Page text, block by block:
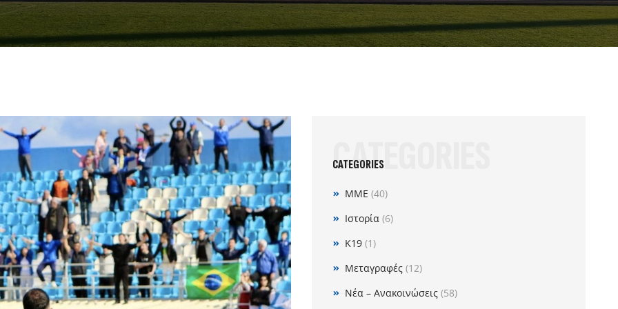
2009-2012
CATEGORIES
CATEGORIES
MME (40)
Ιστορία (6)
Κ19 (1)
Μεταγραφές (12)
Νέα – Ανακοινώσεις (58)